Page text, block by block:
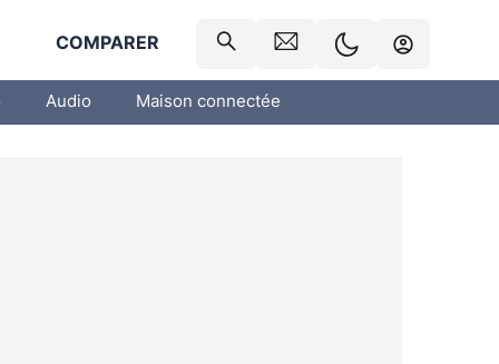
COMPARER
Audio Maison connectée